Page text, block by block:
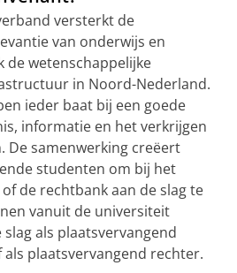
versterkt de
van onderwijs en
de wetenschappelijke
in Noord-Nederland.
ieder baat bij een goede
informatie en het verkrijgen
De samenwerking creëert
studenten om bij het
de rechtbank aan de slag te
vanuit de universiteit
als plaatsvervangend
plaatsvervangend rechter.